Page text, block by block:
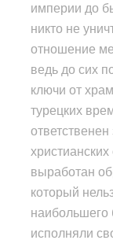
империи до
никто не
отношение
ведь до сих
ключи от
турецких
выработан
который
наибольшего
исполняли